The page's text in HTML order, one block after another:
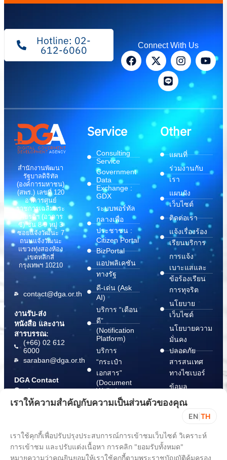
Hotline: 02-
612-6060 Connect With Us
สำนักงานพัฒนา
รัฐบาลดิจิทัล
(องค์การมหาชน)
(สพร.) เลขที่ 120
อาคารศูนย์
ราชการเฉลิมพระ
เกียรติฯ (อาคาร
ซี) ชั้น 8-9 หมู่ 3
ซอยแจ้งวัฒนะ 7
ถนนแจ้งวัฒนะ
แขวงทุ่งสองห้อง
เขตหลักสี่
กรุงเทพฯ 10210
contact@dga.or.th
งานรับ-ส่ง
หนังสือ และงาน
สารบรรณ:
(+66) 02 612
6000
saraban@dga.or.th
DGA Contact
Center:
(+66) 02 612
6060
Service
Consulting
Service
Government
Data
Exchange :
GDX
ระบบพอร์ทัล
กลางเพื่อ
ประชาชน :
Citizen Portal
BizPortal
แอปพลิเคชัน
ทางรัฐ
ดี-เด่น (Ask
AI)
บริการ “เตือน
ดี”
(Notification
Platform)
บริการ
“กระเป๋า
เอกสาร”
(Document
Wallet)
Other
แผนที่
ร่วมงานกับ
เรา
แผนผัง
เว็บไซต์
ติดต่อเรา
แจ้งเรื่องร้อง
เรียนบริการ
การแจ้ง
เบาะแสและ
ข้อร้องเรียน
การทุจริต
นโยบาย
เว็บไซต์
นโยบายความ
มั่นคง
ปลอดภัย
สารสนเทศ
ทางไซเบอร์
ข้อมูล
ปฏิบัติตาม
พ.ร.บ. การ
ปฏิบัติราชการ
ทาง
อิเล็กทรอนิกส์
เราให้ความสำคัญกับความเป็นส่วนตัวของคุณ
EN TH
เราใช้คุกกี้เพื่อปรับปรุงประสบการณ์การเข้าชมเว็บไซต์ วิเคราะห์
การเข้าชม และปรับแต่งเนื้อหา การคลิก "ยอมรับทั้งหมด"
หมายความว่าคุณยินยอมให้เราใช้คุกกี้ตามพระราชบัญญัติคุ้มครอง